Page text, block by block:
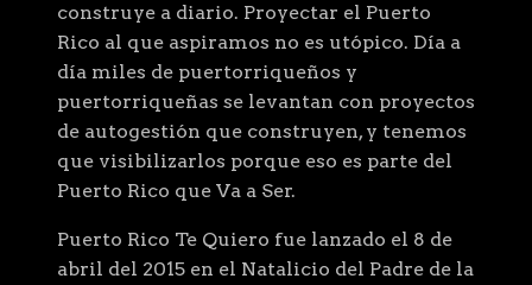
construye a diario. Proyectar el Puerto
Rico al que aspiramos no es utópico. Día a
día miles de puertorriqueños y
puertorriqueñas se levantan con proyectos
de autogestión que construyen, y tenemos
que visibilizarlos porque eso es parte del
Puerto Rico que Va a Ser.
Puerto Rico Te Quiero fue lanzado el 8 de
abril del 2015 en el Natalicio del Padre de la